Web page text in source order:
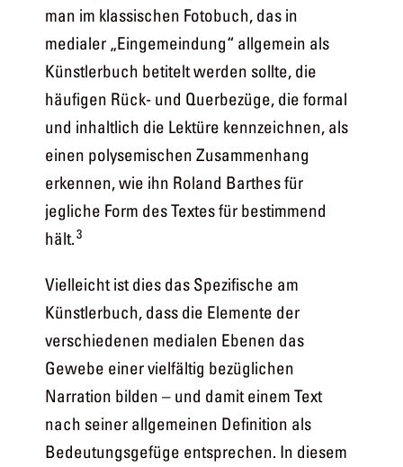
man im klassischen Fotobuch, das in
medialer „Eingemeindung“ allgemein als
Künstlerbuch betitelt werden sollte, die
häufigen Rück- und Querbezüge, die formal
und inhaltlich die Lektüre kennzeichnen, als
einen polysemischen Zusammenhang
erkennen, wie ihn Roland Barthes für
jegliche Form des Textes für bestimmend
hält.3
Vielleicht ist dies das Spezifische am
Künstlerbuch, dass die Elemente der
verschiedenen medialen Ebenen das
Gewebe einer vielfältig bezüglichen
Narration bilden – und damit einem Text
nach seiner allgemeinen Definition als
Bedeutungsgefüge entsprechen. In diesem